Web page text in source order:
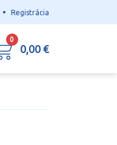
• Registrácia
0
0,00 €